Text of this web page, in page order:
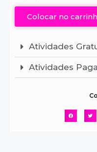
Colocar no
Atividades
Atividades